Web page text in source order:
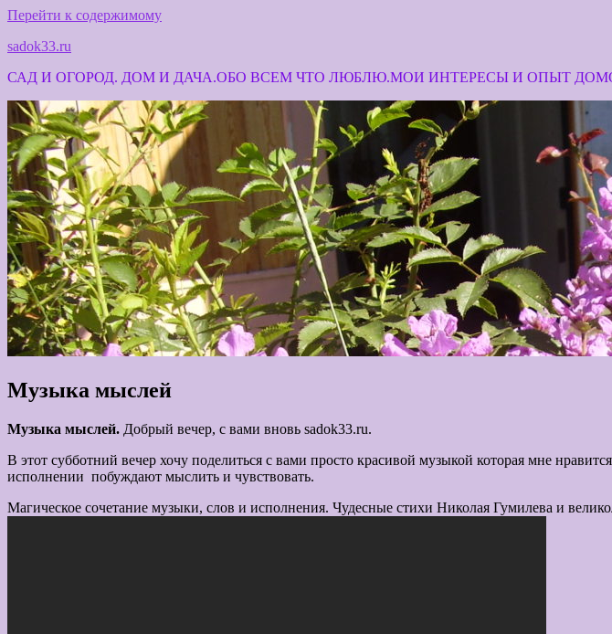
Перейти к содержимому
sadok33.ru
САД И ОГОРОД. ДОМ И ДАЧА.ОБО ВСЕМ ЧТО ЛЮБЛЮ.МОИ ИНТЕРЕСЫ И ОПЫТ
Музыка мыслей
Музыка мыслей. Добрый вечер, с вами вновь sadok33.ru.
В этот субботний вечер хочу поделиться с вами просто красивой музыкой которая мне
исполнении побуждают мыслить и чувствовать.
Магическое сочетание музыки, слов и исполнения. Чудесные стихи Николая Гумилева и